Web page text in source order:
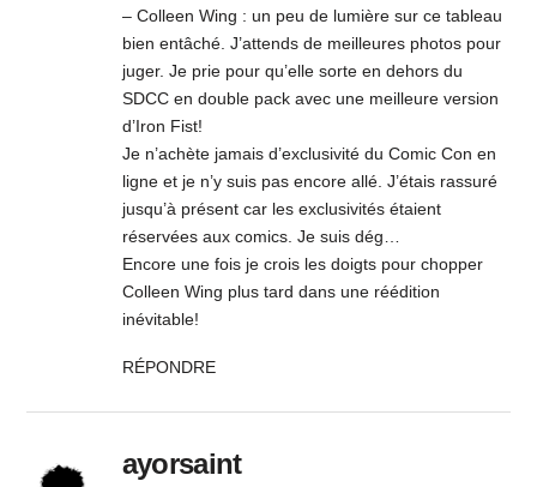
– Colleen Wing : un peu de lumière sur ce tableau
bien entâché. J’attends de meilleures photos pour
juger. Je prie pour qu’elle sorte en dehors du
SDCC en double pack avec une meilleure version
d’Iron Fist!
Je n’achète jamais d’exclusivité du Comic Con en
ligne et je n’y suis pas encore allé. J’étais rassuré
jusqu’à présent car les exclusivités étaient
réservées aux comics. Je suis dég…
Encore une fois je crois les doigts pour chopper
Colleen Wing plus tard dans une réédition
inévitable!
RÉPONDRE
ayorsaint